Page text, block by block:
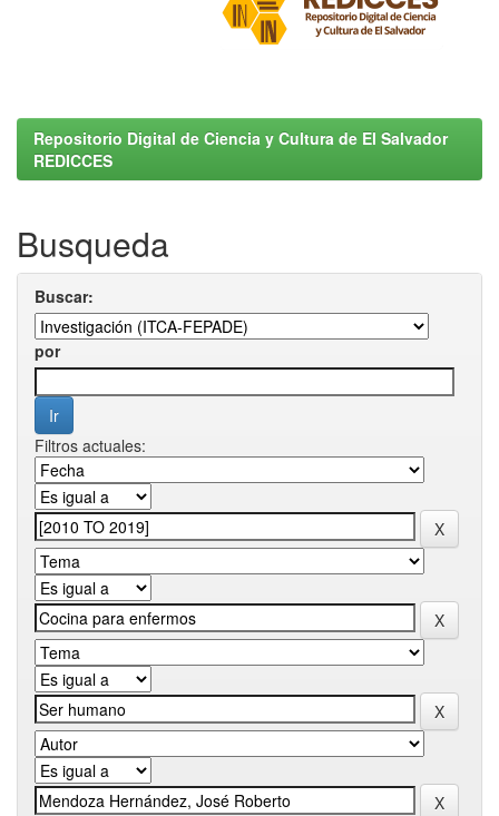
Repositorio Digital de Ciencia y Cultura de El Salvador
REDICCES
Busqueda
Buscar:
por
Filtros actuales: